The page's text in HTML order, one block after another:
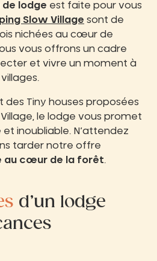
de lodge est faite pour vous
Slow Village sont de
nichées au cœur de
vous offrons un cadre
et vivre un moment à
des Tiny houses proposées
le lodge vous promet
et inoubliable. N’attendez
tarder notre offre
au cœur de la forêt.
d’un lodge